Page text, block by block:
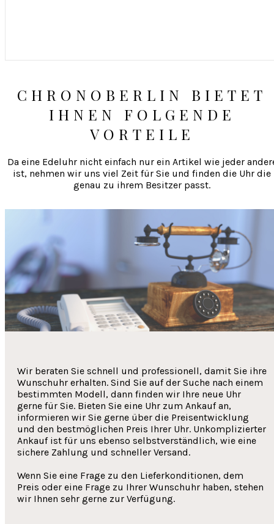
CHRONOBERLIN BIETET
IHNEN FOLGENDE
VORTEILE
Da eine Edeluhr nicht einfach nur ein Artikel wie jeder
ist, nehmen wir uns viel Zeit für Sie und finden die Uhr die
genau zu ihrem Besitzer passt.
Wir beraten Sie schnell und professionell, damit Sie ihre
Wunschuhr erhalten. Sind Sie auf der Suche nach einem
bestimmten Modell, dann finden wir Ihre neue Uhr
gerne für Sie. Bieten Sie eine Uhr zum Ankauf an,
informieren wir Sie gerne über die Preisentwicklung
und den bestmöglichen Preis Ihrer Uhr. Unkomplizierter
Ankauf ist für uns ebenso selbstverständlich, wie eine
sichere Zahlung und schneller Versand.
Wenn Sie eine Frage zu den Lieferkonditionen, dem
Preis oder eine Frage zu Ihrer Wunschuhr haben, stehen
wir Ihnen sehr gerne zur Verfügung.